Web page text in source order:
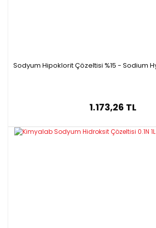
Sodyum Hipoklorit Çözeltisi %15 - Sodium
1.173,26 TL